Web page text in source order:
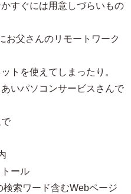
すぐには用意しづらいもの
お父さんのリモートワーク
トを使えてしまったり。
いパソコンサービスさんで
ール
索ワード含むWebページ